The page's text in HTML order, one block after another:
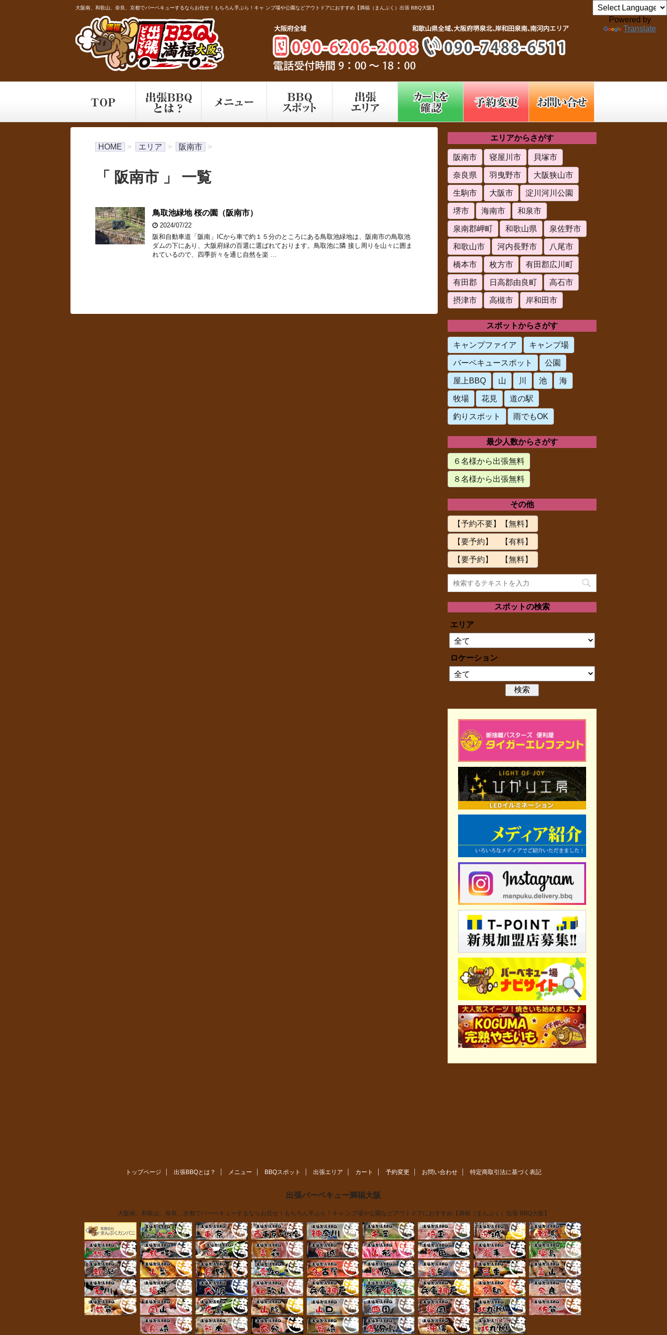
Powered by
Translate
大阪南、和歌山、奈良、京都でバーベキューするならお任せ！もちろん手ぶら！キャ ンプ場や公園などアウトドアにおすすめ【満福（まんぷく）出張 BBQ大阪】
HOME > エリア > 阪南市 >
「 阪南市 」 一覧
鳥取池緑地 桜の園（阪南市）
2024/07/22
阪和自動車道「阪南」ICから車で約１５分のところにある鳥取池緑地は、阪南市の鳥取池
ダムの下にあり、大阪府緑の百選に選ばれております。鳥取池に隣 接し周りを山々に囲ま
れているので、四季折々を通じ自然を楽 …
エリアからさがす
阪南市 寝屋川市
貝塚市
奈良県
羽曳野市
大阪狭山市
生駒市
大阪市
淀川河川公園
堺市
海南市
和泉市
泉南郡岬町
和歌山県
泉佐野市
和歌山市
河内長野市
八尾市
橋本市
枚方市
有田郡広川町
有田郡
日高郡由良町
高石市
摂津市
高槻市 岸和田市
スポットからさがす
キャンプファイア
キャンプ場
バーベキュースポット
公園
屋上BBQ
山 川 池
海
牧場
花見
道の駅
釣りスポット
雨でもOK
最少人数からさがす
６名様から出張無料
８名様から出張無料
その他
【予約不要】【無料】
【要予約】 【有料】
【要予約】 【無料】
スポットの検索
エリア
ロケーション
トップページ 出張BBQとは？ メニュー BBQスポット 出張エリア カート 予約変更 お問い合わせ 特定商取引法に基づく表記
出張バーベキュー満福大阪
大阪南、和歌山、奈良、京都でバーベキューするならお任せ！もちろん手ぶら！キャ ンプ場や公園などアウトドアにおすすめ【満福（まんぷく）出張 BBQ大阪】